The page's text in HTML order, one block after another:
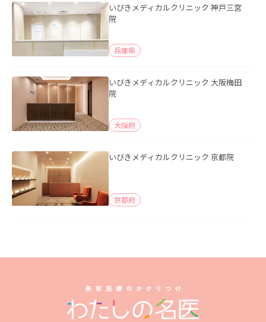
いびきメディカルクリニック 神戸三宮
院
兵庫県
いびきメディカルクリニック 大阪梅田
院
大阪府
いびきメディカルクリニック 京都院
京都府